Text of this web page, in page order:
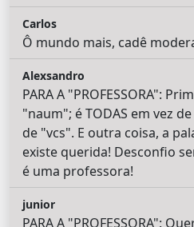
Carlos
Ô mundo mais, cadê
Alexsandro
PARA A "PROFESSORA":
"naum"; é TODAS em vez
de "vcs". E outra coisa, a
existe querida! Desconfio
é uma professora!
junior
PARA A "PROFESSORA":